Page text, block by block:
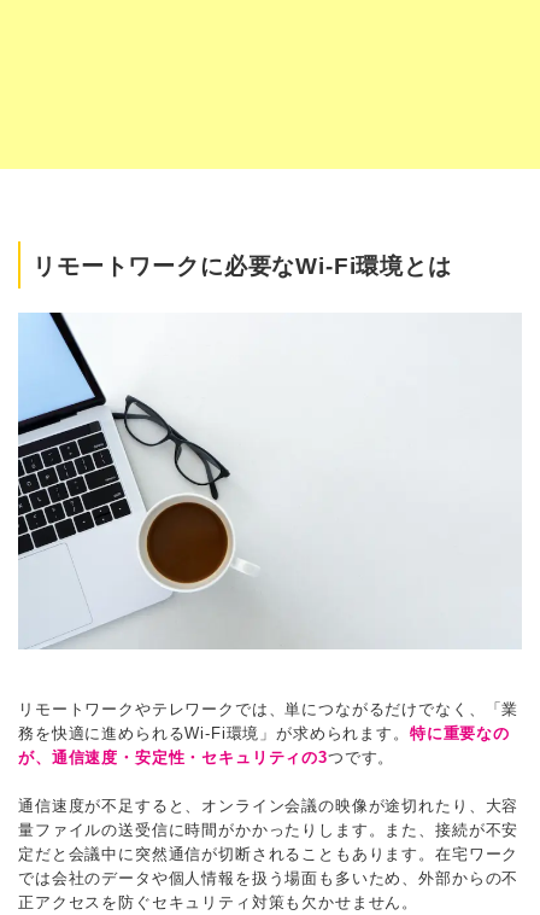
リモートワークに必要なWi-Fi環境とは
リモートワークやテレワークでは、単につながるだけでなく、「業
務を快適に進められるWi-Fi環境」が求められます。 特に重要なの
が、通信速度・安定性・セキュリティの3つです。
通信速度が不足すると、オンライン会議の映像が途切れたり、大容
量ファイルの送受信に時間がかかったりします。また、接続が不安
定だと会議中に突然通信が切断されることもあります。在宅ワーク
では会社のデータや個人情報を扱う場面も多いため、外部からの不
正アクセスを防ぐセキュリティ対策も欠かせません。